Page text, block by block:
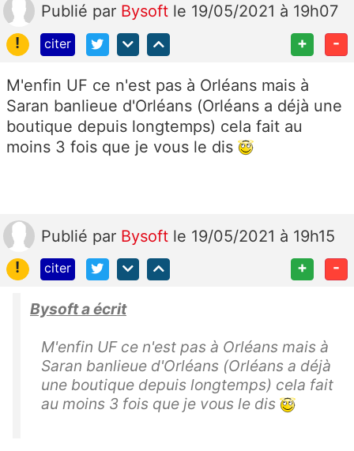
Publié par Bysoft le 19/05/2021 à 19h07
!
citer + -
M'enfin UF ce n'est pas à Orléans mais à
Saran banlieue d'Orléans (Orléans a déjà une
boutique depuis longtemps) cela fait au
moins 3 fois que je vous le dis
Publié par Bysoft le 19/05/2021 à 19h15
!
citer + -
Bysoft a écrit
M'enfin UF ce n'est pas à Orléans mais à
Saran banlieue d'Orléans (Orléans a déjà
une boutique depuis longtemps) cela fait
au moins 3 fois que je vous le dis